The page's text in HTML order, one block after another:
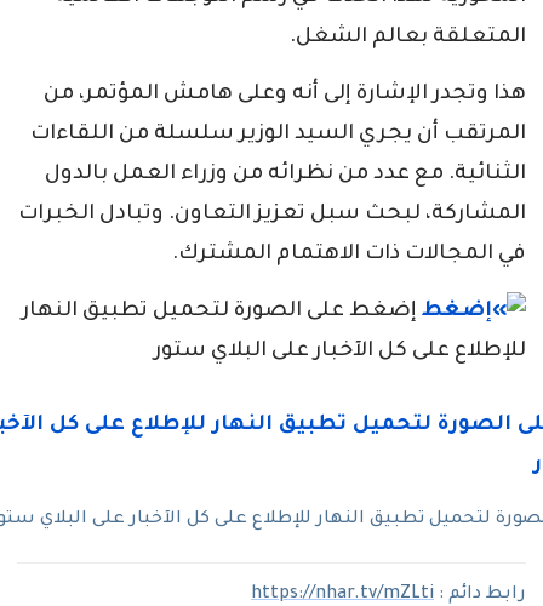
المتعلقة بعالم الشغل.
هذا وتجدر الإشارة إلى أنه وعلى هامش المؤتمر، من
المرتقب أن يجري السيد الوزير سلسلة من اللقاءات
الثنائية. مع عدد من نظرائه من وزراء العمل بالدول
المشاركة، لبحث سبل تعزيز التعاون. وتبادل الخبرات
في المجالات ذات الاهتمام المشترك.
إضغط على الصورة لتحميل تطبيق النهار
للإطلاع على كل الآخبار على البلاي ستور
لتحميل تطبيق النهار للإطلاع على كل الآخبار على البلاي
رابط دائم : https://nhar.tv/mZLti